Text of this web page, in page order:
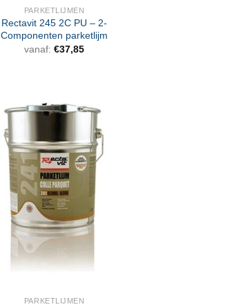
PARKETLIJMEN
Rectavit 245 2C PU – 2-
Componenten parketlijm
vanaf:€37,85
PARKETLIJMEN